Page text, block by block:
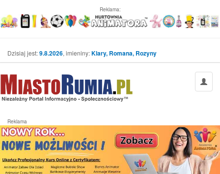
Reklama:
Dzisiaj jest:9.8.2026, imieniny:Klary, Romana, Rozyny
Reklama